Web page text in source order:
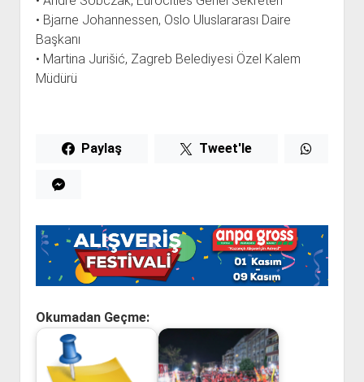
• Bjarne Johannessen, Oslo Uluslararası Daire
Başkanı
• Martina Jurišić, Zagreb Belediyesi Özel Kalem
Müdürü
Paylaş Tweet'le
Okumadan Geçme: